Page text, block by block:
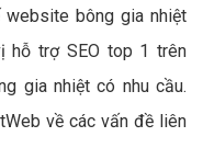
website bông gia nhiệt
hỗ trợ SEO top 1 trên
gia nhiệt có nhu cầu.
về các vấn đề liên